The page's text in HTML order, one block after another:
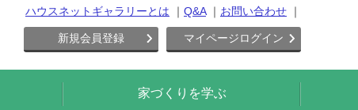
ハウスネットギャラリーとは Q&A お問い合わせ
新規会員登録 マイページログイン
家づくりを学ぶ